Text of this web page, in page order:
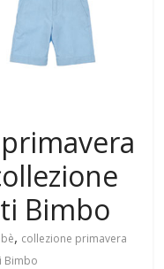
Bimbo
, collezione primavera
Bimbo